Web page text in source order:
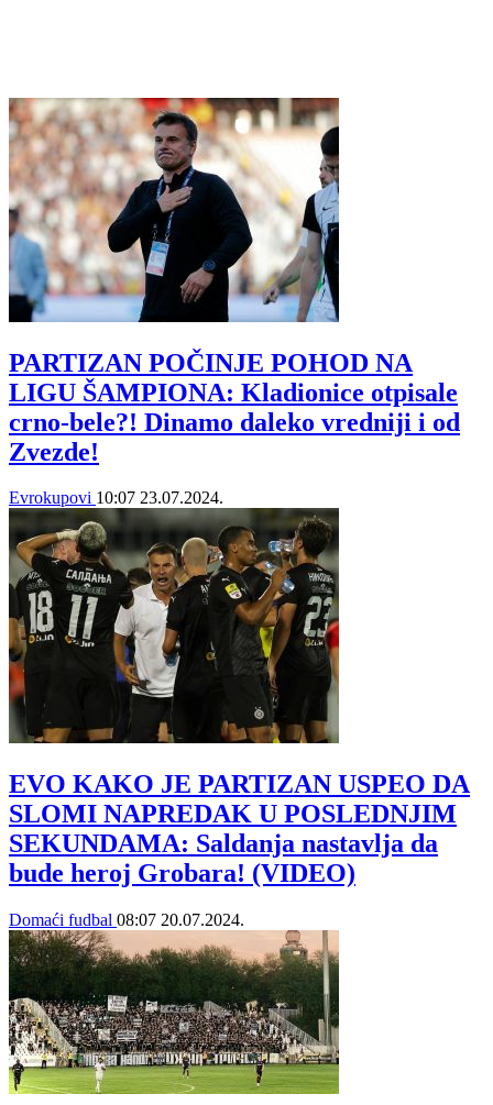
PARTIZAN POČINJE POHOD NA
LIGU ŠAMPIONA: Kladionice otpisale
crno-bele?! Dinamo daleko vredniji i od
Zvezde!
Evrokupovi 10:07 23.07.2024.
EVO KAKO JE PARTIZAN USPEO DA
SLOMI NAPREDAK U POSLEDNJIM
SEKUNDAMA: Saldanja nastavlja da
bude heroj Grobara! (VIDEO)
Domaći fudbal 08:07 20.07.2024.